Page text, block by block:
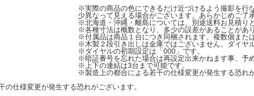
※実際の商品の色にできるだけ近づけるよう撮影を行
少異なって見える場合がございます。あらかじめご了
※北海道・沖縄・離島については、別途送料お見積り
※各種寸法は概数となり、多少の誤差があることがあ
※付属品は商品１台につき同梱されます。複数個また
※木製２段引き出しは金庫ではございません。ダイヤ
※ダイヤルの初期設定は「000」です。
※暗証番号を忘れた場合は再設定出来かねます事、予
※上下の連結は3台まで可能です。
※製造上の都合による若干の仕様変更が発生する恐れ
仕様変更が発生する恐れがございます。